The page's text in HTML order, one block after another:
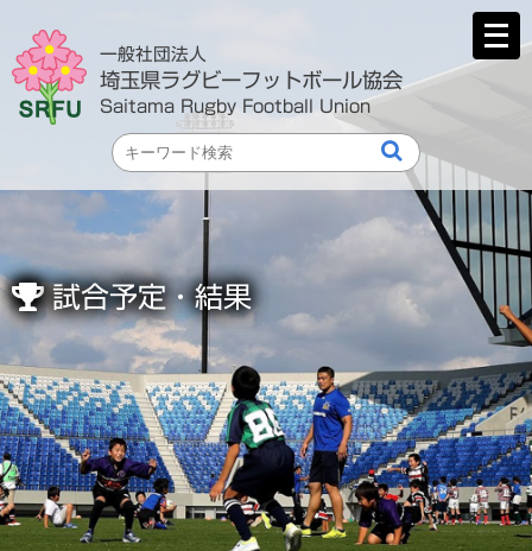
一般社団法人
埼玉県ラグビーフットボール協会
Saitama Rugby Football Union
メ
ニ
く
試合予定・結果